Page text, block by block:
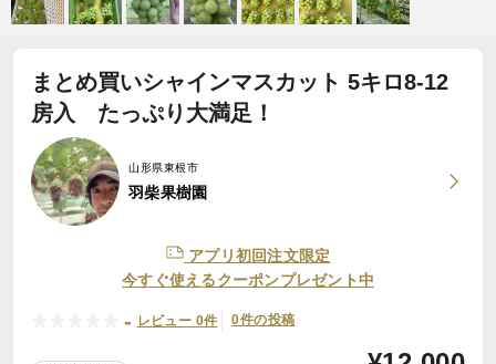
まとめ買いシャインマスカット 5キロ8-12
房入 たっぷり大満足！
山形県東根市
羽柴果樹園
アプリ初回注文限定
今すぐ使えるクーポンプレゼント中
- レビュー 0件 0件の投稿